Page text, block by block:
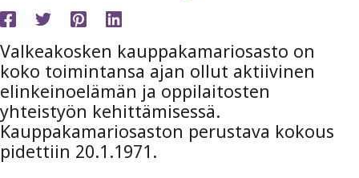
Valkeakosken kauppakamariosasto on
koko toimintansa ajan ollut aktiivinen
elinkeinoelämän ja oppilaitosten
yhteistyön kehittämisessä.
Kauppakamariosaston perustava kokous
pidettiin 20.1.1971.